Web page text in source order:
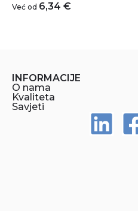
Već od 6,34 €
INFORMACIJE
O nama
Kvaliteta
Savjeti